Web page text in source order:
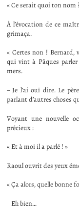
« Ce serait quoi ton nom
À l’évocation de ce
grimaça.
« Certes non ! Bernard,
qui vint à Pâques
mers.
– Je l’ai ouï dire. Le
parlant d’autres choses
Voyant une nouvelle
précieux :
« Et à moi il a parlé ! »
Raoul ouvrit des yeux
« Ça alors, quelle bonne
– Eh bien…